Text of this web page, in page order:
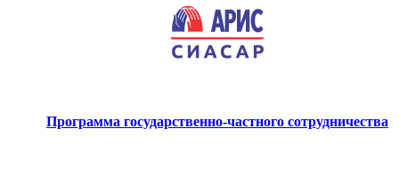
Программа государственно-частного сотрудничества